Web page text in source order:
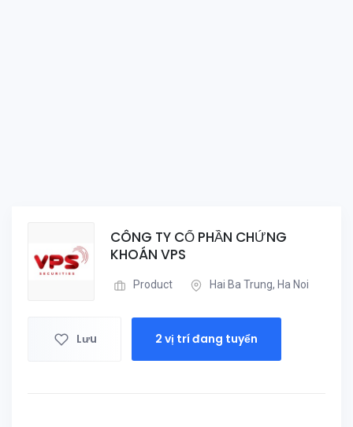
CÔNG TY CỔ PHẦN CHỨNG
KHOÁN VPS
Product Hai Ba Trung, Ha Noi
Lưu 2 vị trí đang tuyển